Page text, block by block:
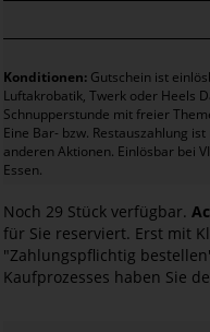
Konditionen: Gutschein ist
Luftakrobatik, Twerk oder Heels
Schnupperstunde mit freier
Eine Bar- bzw. Restauszahlung
anderen Aktionen. Einlösbar bei
Essen.
Noch 29 Stück verfügbar.
für Sie reserviert. Erst mit
"Zahlungspflichtig
Kaufprozesses haben Sie